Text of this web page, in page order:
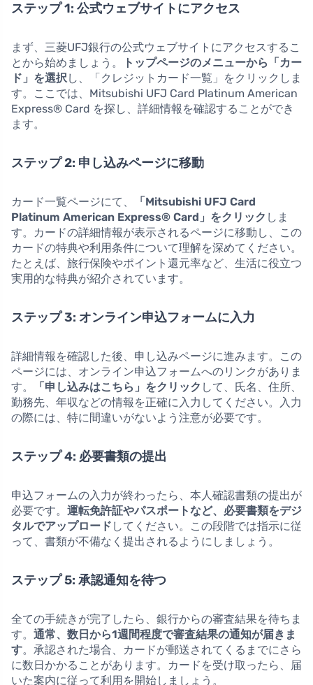
ステップ 1: 公式ウェブサイトにアクセス
まず、三菱UFJ銀行の公式ウェブサイトにアクセスするこ
とから始めましょう。
トップページのメニューから「カー
ド」を選択し、「クレジットカード一覧」をクリックしま
す。ここでは、Mitsubishi UFJ Card Platinum American
Express® Card を探し、詳細情報を確認することができ
ます。
ステップ 2: 申し込みページに移動
カード一覧ページにて、
「Mitsubishi UFJ Card
Platinum American Express® Card」をクリック しま
す。カードの詳細情報が表示されるページに移動し、この
カードの特典や利用条件について理解を深めてください。
たとえば、旅行保険やポイント還元率など、生活に役立つ
実用的な特典が紹介されています。
ステップ 3: オンライン申込フォームに入力
詳細情報を確認した後、申し込みページに進みます。この
ページには、オンライン申込フォームへのリンクがありま
す。
「申し込みはこちら」をクリック して、氏名、住所、
勤務先、年収などの情報を正確に入力してください。入力
の際には、特に間違いがないよう注意が必要です。
ステップ 4: 必要書類の提出
申込フォームの入力が終わったら、本人確認書類の提出が
必要です。 運転免許証やパスポートなど、必要書類をデジ
タルでアップロード してください。この段階では指示に従
って、書類が不備なく提出されるようにしましょう。
ステップ 5: 承認通知を待つ
全ての手続きが完了したら、銀行からの審査結果を待ちま
す。 通常、数日から1週間程度で審査結果の通知が届きま
す。承認された場合、カードが郵送されてくるまでにさら
に数日かかることがあります。カードを受け取ったら、届
いた案内に従って利用を開始しましょう。